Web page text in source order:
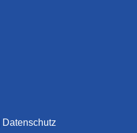
Datenschutz